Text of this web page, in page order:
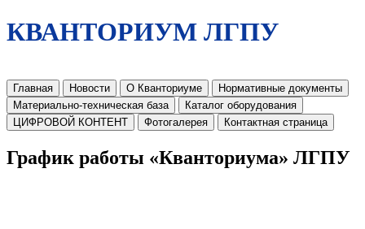
КВАНТОРИУМ ЛГПУ
Главная Новости О Кванториуме
Нормативные документы
Материально-техническая база
Каталог оборудования
ЦИФРОВОЙ КОНТЕНТ
Фотогалерея Контактная страница
График работы «Кванториума» ЛГПУ